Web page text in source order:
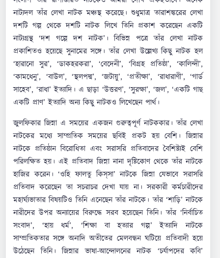
নাট্যদল তাঁর লেখা নাটক মঞ্চস্থ করেছে। শুধুমাত্র তারাশঙ্করের লেখা
দশটি গল্প থেকে দশটি নাটক লিখে তিনি প্রকাশ করেছেন একটি
নাট্যগ্রন্থ ‘দশ গল্পে দশ নাটক’। বিভিন্ন পত্রে তাঁর লেখা নাটক
প্রকাশিতও হয়েছে সুনামের সঙ্গে। তাঁর লেখা উল্লেখ্য কিছু নাটক হল
‘হারানো সুর’, ‘ডাকহরকরা’, ‘বেদেনী’, ‘বিগ্রহ প্রতিষ্ঠা’, ‘কালিন্দী’,
‘কামধেনু’, ‘বাউল’, ‘স্থলপদ্ম’, ‘জটায়ু’, ‘প্রতীক্ষা’, ‘রাধারাণী’, ‘গার্ড
সাহেব’, ‘রাধা’ ইত্যাদি। এ ছাড়া ‘উত্তরণ’, ‘সুরক্ষা’, ‘জল’, ‘একটি গাছ
একটি প্রাণ’ ইত্যাদি অন্য কিছু নাটকও লিখেছেন পার্থ।
জুলফিকার জিন্না এ সময়ের একজন গুরুত্বপূর্ণ নাটককার। তাঁর লেখা
নাটকের মধ্যে সাম্প্রতিক সময়ের ছবিই প্রকট হয় বেশি। জিন্নার
নাটকে প্রতিষ্ঠান বিরোধিতা এবং সরাসরি প্রতিবাদের বৈশিষ্ট্যই বেশি
পরিলক্ষিত হয়। এই প্রতিবাদ জিন্না নানা দৃষ্টিকোণ থেকে তাঁর নাটকে
হাজির করেন। ‘ওহি ফালতু কিস্‌সা’ নাটকে জিন্না যেভাবে সরাসরি
প্রতিবাদ করেছেন তা সচরাচর দেখা যায় না। সরকারী কর্মচারীদের
মহার্ঘ্যভাতার বিষয়টিও তিনি এনেছেন তাঁর নাটকে। তাঁর ‘শাড়ি’ নাটকে
নারীদের উপর অন্যায়ের বিরুদ্ধে সরব হয়েছেন তিনি। তাঁর ‘নির্বাচিত
সংবাদ’, ‘হায় ধর্ম’, ‘শিক্ষা বা হত্যার গল্প’ ইত্যাদি নাটকে
সাম্প্রতিকতার সঙ্গে অনাদি অতীতের মেলবন্ধন ঘটিয়ে প্রতিবাদী হয়ে
উঠেছেন তিনি। জিন্নার ভাষা-আন্দোলনের নাটক ‘চর্যাপদের কবি’